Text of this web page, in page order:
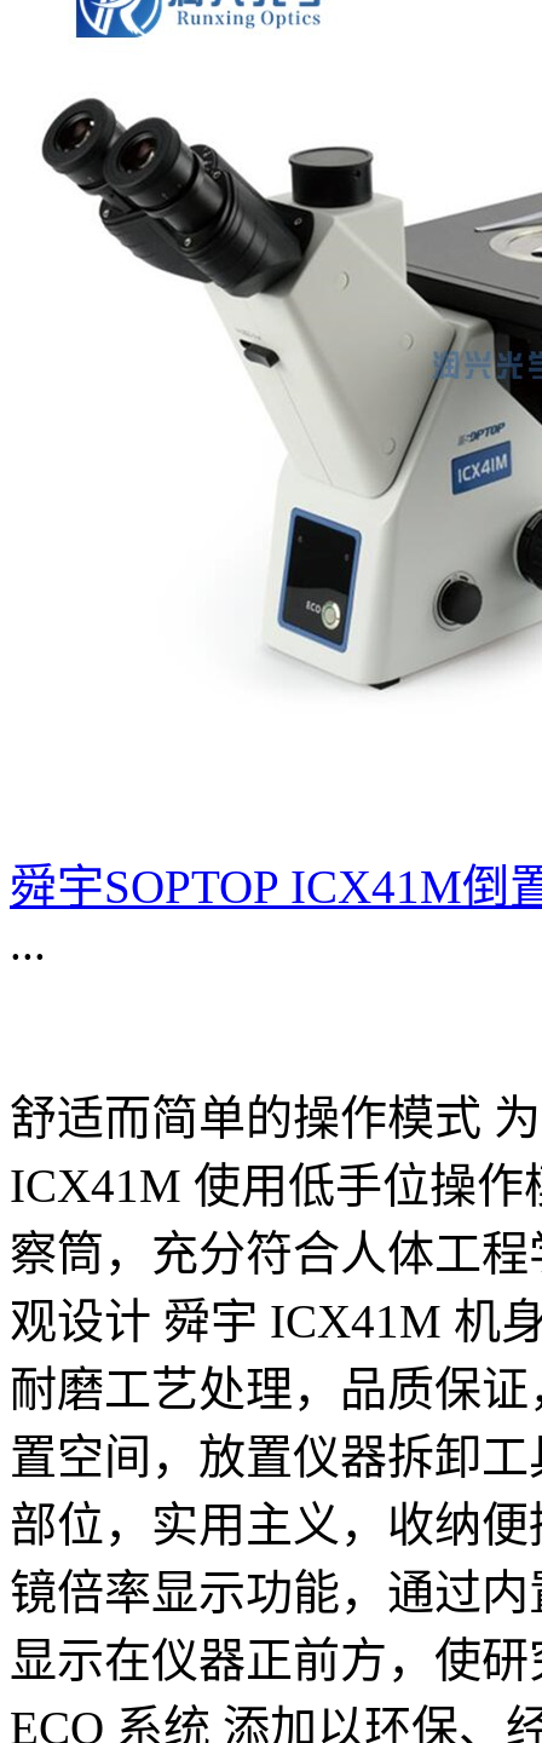
舜宇SOPTOP ICX41M倒
...
舒适而简单的操作模式
ICX41M 使用低手位操作
察筒，充分符合人体工
观设计 舜宇 ICX41M 机
耐磨工艺处理，品质保
置空间，放置仪器拆卸
部位，实用主义，收纳
镜倍率显示功能，通过
显示在仪器正前方，使
ECO 系统 添加以环保、